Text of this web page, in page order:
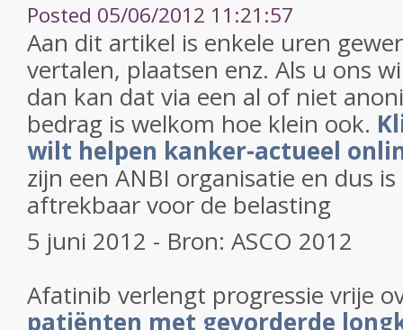
Posted 05/06/2012 11:21:57
Aan dit artikel is enkele uren
vertalen, plaatsen enz. Als u ons
dan kan dat via een al of niet
bedrag is welkom hoe klein ook.
wilt helpen kanker-actueel
zijn een ANBI organisatie en dus
aftrekbaar voor de belasting
5 juni 2012 - Bron: ASCO 2012
Afatinib verlengt progressie vrije
patiënten met gevorderde